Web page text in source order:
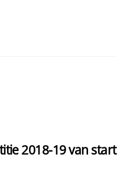
2018-19 van start